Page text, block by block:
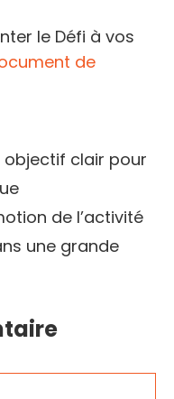
le Défi à vos
de
objectif clair pour
de l’activité
une grande